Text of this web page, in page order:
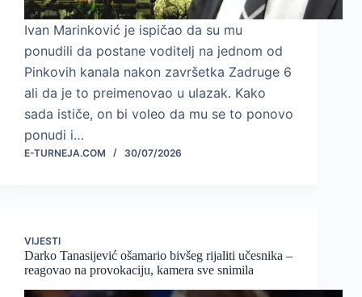
Ivan Marinković je ispičao da su mu
ponudili da postane voditelj na jednom od
Pinkovih kanala nakon završetka Zadruge 6
ali da je to preimenovao u ulazak. Kako
sada ističe, on bi voleo da mu se to ponovo
ponudi i…
E-TURNEJA.COM 30/07/2026
VIJESTI
Darko Tanasijević ošamario bivšeg rijaliti učesnika –
reagovao na provokaciju, kamera sve snimila